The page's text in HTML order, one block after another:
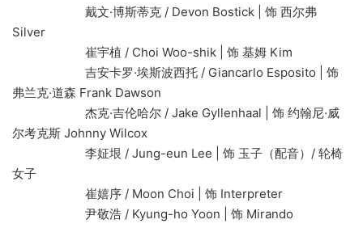
戴文·博斯蒂克 / Devon Bostick | 饰 西尔弗
Silver
崔宇植 / Choi Woo-shik | 饰 基姆 Kim
吉安卡罗·埃斯波西托 / Giancarlo Esposito | 饰
弗兰克·道森 Frank Dawson
杰克·吉伦哈尔 / Jake Gyllenhaal | 饰 约翰尼·威
尔考克斯 Johnny Wilcox
李姃垠 / Jung-eun Lee | 饰 玉子（配音）/ 轮椅
女子
崔嬉序 / Moon Choi | 饰 Interpreter
尹敬浩 / Kyung-ho Yoon | 饰 Mirando